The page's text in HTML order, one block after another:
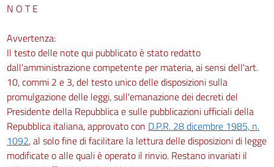
N O T E
Avvertenza:
Il testo delle note qui pubblicato è stato redatto
dall'amministrazione competente per materia, ai sensi dell'art.
10, commi 2 e 3, del testo unico delle disposizioni sulla
promulgazione delle leggi, sull'emanazione dei decreti del
Presidente della Repubblica e sulle pubblicazioni ufficiali della
Repubblica italiana, approvato con D.P.R. 28 dicembre 1985, n.
1092, al solo fine di facilitare la lettura delle disposizioni di legge
modificate o alle quali è operato il rinvio. Restano invariati il